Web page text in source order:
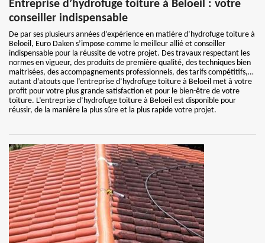
Entreprise d’hydrofuge toiture à Beloeil : votre
conseiller indispensable
De par ses plusieurs années d’expérience en matière d’hydrofuge toiture à
Beloeil, Euro Daken s’impose comme le meilleur allié et conseiller
indispensable pour la réussite de votre projet. Des travaux respectant les
normes en vigueur, des produits de première qualité, des techniques bien
maitrisées, des accompagnements professionnels, des tarifs compétitifs,…
autant d’atouts que l’entreprise d’hydrofuge toiture à Beloeil met à votre
profit pour votre plus grande satisfaction et pour le bien-être de votre
toiture. L’entreprise d’hydrofuge toiture à Beloeil est disponible pour
réussir, de la manière la plus sûre et la plus rapide votre projet.